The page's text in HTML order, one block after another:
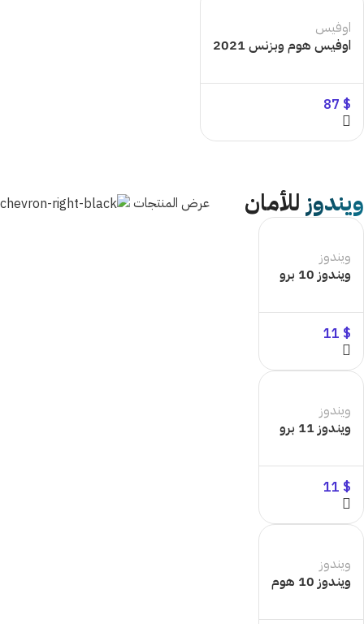
اوفيس
اوفيس هوم وبزنس 2021
87 $
ويندوزللأمان عرض المنتجات
ويندوز
ويندوز 10 برو
11 $
ويندوز
ويندوز 11 برو
11 $
ويندوز
ويندوز 10 هوم